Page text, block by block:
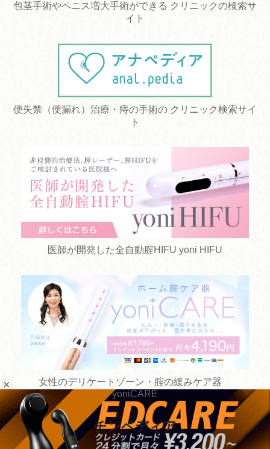
✕
包茎手術やペニス増大手術ができる クリニックの検索サ
イト
便失禁（便漏れ）治療・痔の手術の クリニック検索サイ
ト
医師が開発した全自動腟HIFU yoni HIFU
女性のデリケートゾーン・腟の緩みケア器
yoniCARE
チンペディア